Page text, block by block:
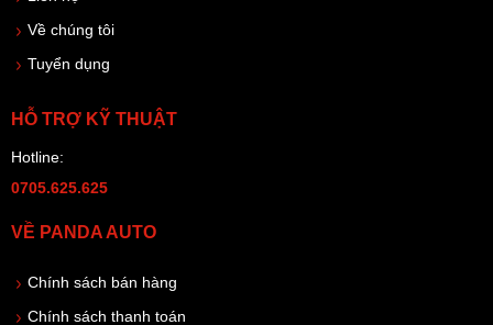
Về chúng tôi
Tuyển dụng
HỖ TRỢ KỸ THUẬT
Hotline:
0705.625.625
VỀ PANDA AUTO
Chính sách bán hàng
Chính sách thanh toán